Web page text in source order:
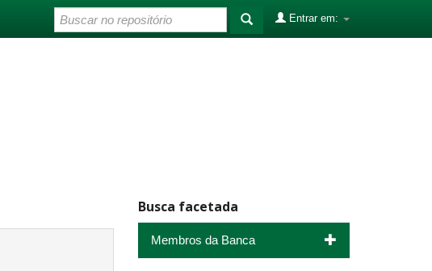
Entrar em:
Busca facetada
Membros da Banca